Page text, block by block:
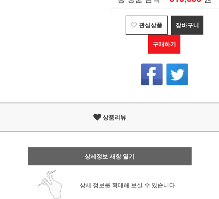
관심상품 장바구니
구매하기
상품리뷰
상세정보 새창 열기
상세 정보를 확대해 보실 수 있습니다.